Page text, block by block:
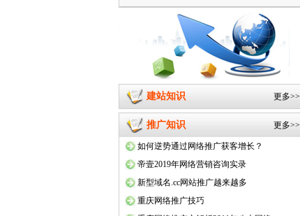
建站知识 更多>>
推广知识 更多>>
如何逆势通过网络推广获客增长？
帝壹2019年网络营销咨询实录
新型域名.cc网站推广越来越多
重庆网络推广技巧